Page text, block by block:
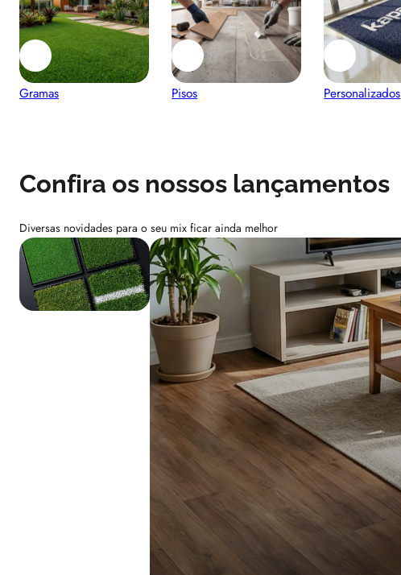
Gramas Pisos Personalizados
Confira os nossos lançamentos
Diversas novidades para o seu mix ficar ainda melhor